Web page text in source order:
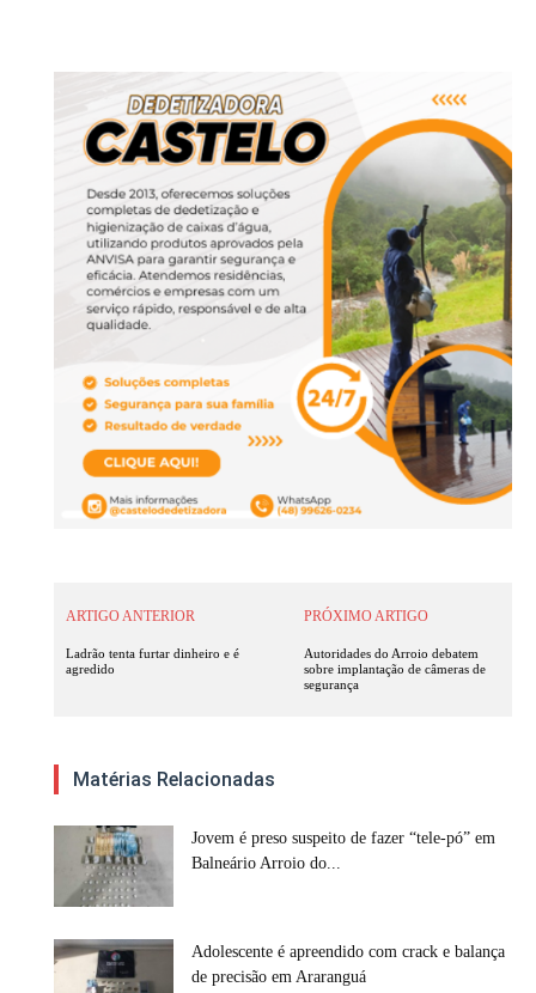
ARTIGO ANTERIOR
Ladrão tenta furtar dinheiro e é
agredido
PRÓXIMO ARTIGO
Autoridades do Arroio debatem
sobre implantação de câmeras de
segurança
Matérias Relacionadas
Jovem é preso suspeito de fazer “tele-pó” em
Balneário Arroio do...
Adolescente é apreendido com crack e balança
de precisão em Araranguá